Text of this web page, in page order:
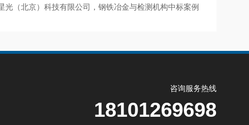
光（北京）科技有限公司，钢铁冶金与检测机构中标案例
咨询服务热线
18101269698